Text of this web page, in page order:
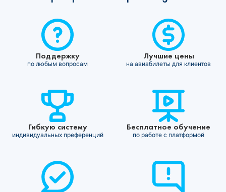
Поддержку
по любым вопросам
Лучшие цены
на авиабилеты для клиентов
Гибкую систему
индивидуальных преференций
Бесплатное обучение
по работе с платформой